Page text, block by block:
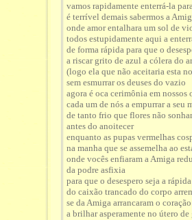
vamos rapidamente enterrá-la
é terrível demais sabermos a
onde amor entalhara um sol de
todos estupidamente aqui a
de forma rápida para que o
a riscar grito de azul a cólera do ar
(logo ela que não aceitaria esta
sem esmurrar os deuses do vazio
agora é oca cerimônia em nossos
cada um de nós a empurrar a seu
de tanto frio que flores não
antes do anoitecer
enquanto as pupas vermelhas
na manha que se assemelha ao
onde vocês enfiaram a Amiga
da podre asfixia
para que o desespero seja a
do caixão trancado do corpo
se da Amiga arrancaram o
a brilhar asperamente no útero